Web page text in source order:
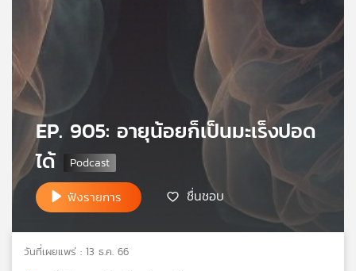
พี
บี
เอส
แผนที่
วิทยุ
เครือ
EP. 905: อายุน้อยก็เป็นมะเร็งปอด
ได้
ฟังรายการ ชื่นชอบ
วันที่เผยแพร่ : 13 ธ.ค. 66